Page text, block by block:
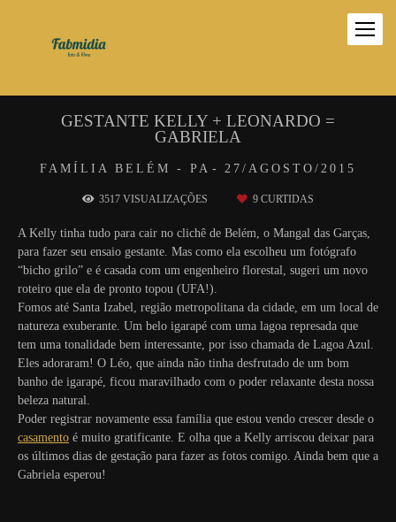
FAMÍLIA BELÉM - PA 27/AGOSTO/2015
GESTANTE KELLY + LEONARDO =
GABRIELA
3517 VISUALIZAÇÕES 9 CURTIDAS
A Kelly tinha tudo para cair no clichê de Belém, o Mangal das Garças,
para fazer seu ensaio gestante. Mas como ela escolheu um fotógrafo
“bicho grilo” e é casada com um engenheiro florestal, sugeri um novo
roteiro que ela de pronto topou (UFA!).
Fomos até Santa Izabel, região metropolitana da cidade, em um local de
natureza exuberante. Um belo igarapé com uma lagoa represada que
tem uma tonalidade bem interessante, por isso chamada de Lagoa Azul.
Eles adoraram! O Léo, que ainda não tinha desfrutado de um bom
banho de igarapé, ficou maravilhado com o poder relaxante desta nossa
beleza natural.
Poder registrar novamente essa família que estou vendo crescer desde o
casamento é muito gratificante. E olha que a Kelly arriscou deixar para
os últimos dias de gestação para fazer as fotos comigo. Ainda bem que a
Gabriela esperou!